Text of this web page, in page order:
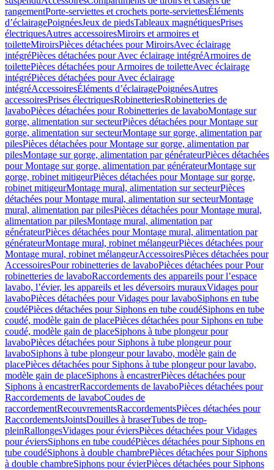
rangementPorte-serviettes et crochets porte-serviettesÉléments
d’éclairagePoignéesJeux de piedsTableaux magnétiquesPrises
électriquesAutres accessoiresMiroirs et armoires et
toiletteMiroirsPièces détachées pour MiroirsAvec éclairage
intégréPièces détachées pour Avec éclairage intégréArmoires de
toilettePièces détachées pour Armoires de toiletteAvec éclairage
intégréPièces détachées pour Avec éclairage
intégréAccessoiresÉléments d’éclairagePoignéesAutres
accessoiresPrises électriquesRobinetteriesRobinetteries de
lavaboPièces détachées pour Robinetteries de lavaboMontage sur
gorge, alimentation sur secteurPièces détachées pour Montage sur
gorge, alimentation sur secteurMontage sur gorge, alimentation par
pilesPièces détachées pour Montage sur gorge, alimentation par
pilesMontage sur gorge, alimentation par générateurPièces détachées
pour Montage sur gorge, alimentation par générateurMontage sur
gorge, robinet mitigeurPièces détachées pour Montage sur gorge,
robinet mitigeurMontage mural, alimentation sur secteurPièces
détachées pour Montage mural, alimentation sur secteurMontage
mural, alimentation par pilesPièces détachées pour Montage mural,
alimentation par pilesMontage mural, alimentation par
générateurPièces détachées pour Montage mural, alimentation par
générateurMontage mural, robinet mélangeurPièces détachées pour
Montage mural, robinet mélangeurAccessoiresPièces détachées pour
AccessoiresPour robinetteries de lavaboPièces détachées pour Pour
robinetteries de lavaboRaccordements des appareils pour l’espace
lavabo, l’évier, les appareils et les déversoirs murauxVidages pour
lavaboPièces détachées pour Vidages pour lavaboSiphons en tube
coudéPièces détachées pour Siphons en tube coudéSiphons en tube
coudé, modèle gain de placePièces détachées pour Siphons en tube
coudé, modèle gain de placeSiphons à tube plongeur pour
lavaboPièces détachées pour Siphons à tube plongeur pour
lavaboSiphons à tube plongeur pour lavabo, modèle gain de
placePièces détachées pour Siphons à tube plongeur pour lavabo,
modèle gain de placeSiphons à encastrerPièces détachées pour
Siphons à encastrerRaccordements de lavaboPièces détachées pour
Raccordements de lavaboCoudes de
raccordementRecouvrementsRaccordementsPièces détachées pour
RaccordementsJointsDouilles à braserTubes de trop-
pleinRallongesVidages pour éviersPièces détachées pour Vidages
pour éviersSiphons en tube coudéPièces détachées pour Siphons en
tube coudéSiphons à double chambrePièces détachées pour Siphons
à double chambreSiphons pour évierPièces détachées pour Siphons